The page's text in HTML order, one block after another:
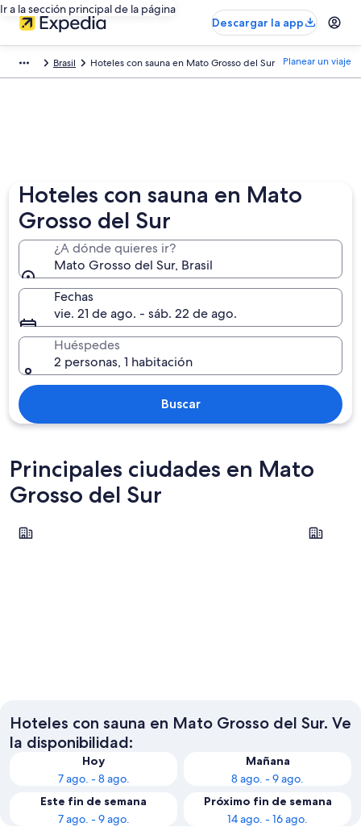
Ir a la sección principal de la página
Descargar la app
Brasil Hoteles con sauna en Mato Grosso del Sur Planear un viaje
Hoteles con sauna en Mato
Grosso del Sur
¿A dónde quieres ir?
Mato Grosso del Sur, Brasil
Fechas
vie. 21 de ago. - sáb. 22 de ago.
Huéspedes
2 personas, 1 habitación
Buscar
Principales ciudades en Mato
Grosso del Sur
Ponta Pora Corumba
Hoteles con sauna en Mato Grosso del Sur. Ve
la disponibilidad:
Hoy
7 ago. - 8 ago.
Mañana
8 ago. - 9 ago.
Este fin de semana
7 ago. - 9 ago.
Próximo fin de semana
14 ago. - 16 ago.